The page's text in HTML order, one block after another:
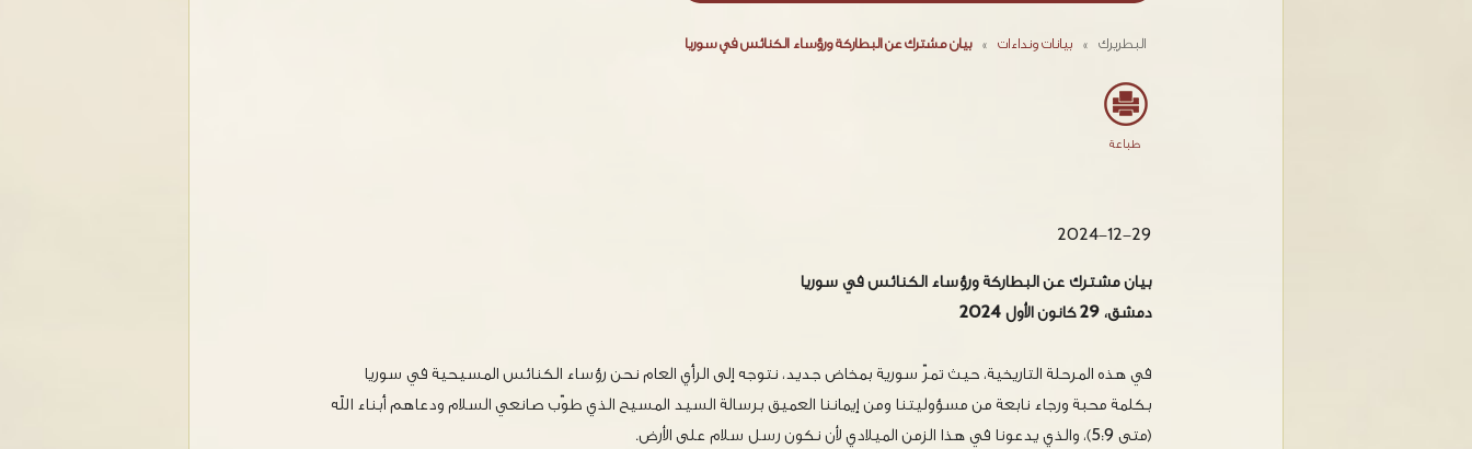
البطريرك » بيانات ونداءات » بيان مشترك عن البطاركة ورؤساء الكنائس في سوريا
طباعة
2024-12-29
بيان مشترك عن البطاركة ورؤساء الكنائس في سوريا
دمشق، 29 كانون الأول 2024
في هذه المرحلة التاريخية، حيث تمرّ سورية بمخاض جديد، نتوجه إلى الرأي العام نحن رؤساء الكنائس المسيحية في سوريا
بكلمة محبة ورجاء نابعة من مسؤوليتنا ومن إيماننا العميق برسالة السيد المسيح الذي طوّب صانعي السلام ودعاهم أبناء الله
(متى 5:9)، والذي يدعونا في هذا الزمن الميلادي لأن نكون رسل سلام على الأرض.